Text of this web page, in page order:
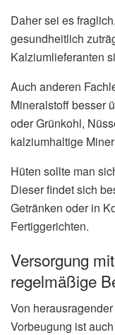
Daher sei es
gesundheitlich
Kalziumlieferanten
Auch anderen
Mineralstoff besser
oder Grünkohl,
kalziumhaltige
Hüten sollte man
Dieser findet sich
Getränken oder in
Fertiggerichten.
Versorgung
regelmäßige
Von
Vorbeugung ist